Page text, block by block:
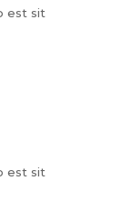
est sit
est sit